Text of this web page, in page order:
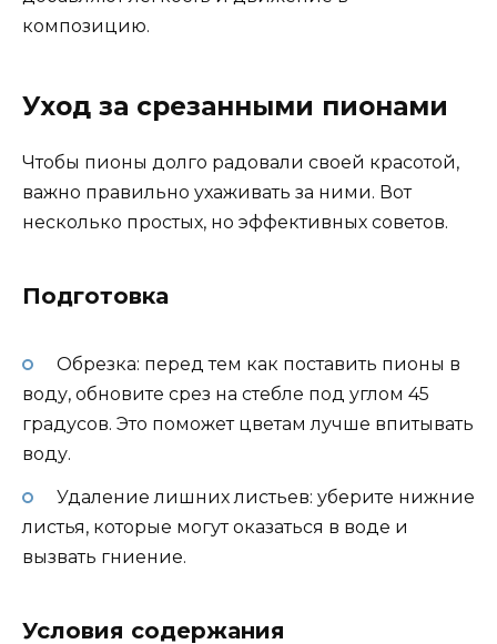
композицию.
Уход за срезанными пионами
Чтобы пионы долго радовали своей красотой,
важно правильно ухаживать за ними. Вот
несколько простых, но эффективных советов.
Подготовка
Обрезка: перед тем как поставить пионы в
воду, обновите срез на стебле под углом 45
градусов. Это поможет цветам лучше впитывать
воду.
Удаление лишних листьев: уберите нижние
листья, которые могут оказаться в воде и
вызвать гниение.
Условия содержания